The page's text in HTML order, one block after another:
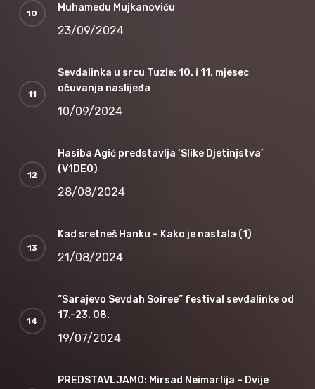
Muhamedu Mujkanoviću
23/09/2024
Sevdalinka u srcu Tuzle: 10. i 11. mjesec
očuvanja naslijeđa
10/09/2024
Hasiba Agić predstavlja ‘Slike Djetinjstva’
(V1DEO)
28/08/2024
Kad sretneš Hanku – Kako je nastala (1)
21/08/2024
“Sarajevo Sevdah Soiree” festival sevdalinke od
17.-23. 08.
19/07/2024
PREDSTAVLJAMO: Mirsad Neimarlija – Dvije